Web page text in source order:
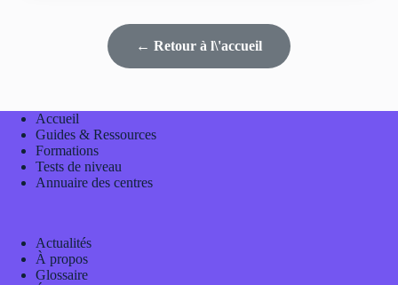
← Retour à l\'accueil
Accueil
Guides & Ressources
Formations
Tests de niveau
Annuaire des centres
Actualités
À propos
Glossaire